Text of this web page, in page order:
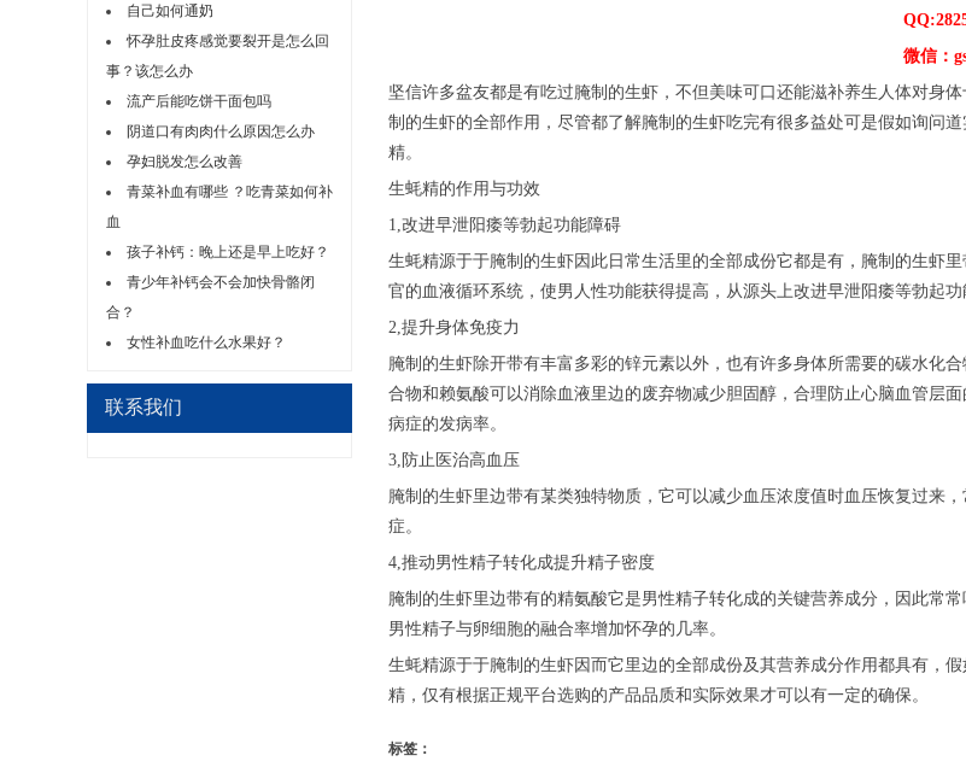
自己如何通奶
怀孕肚皮疼感觉要裂开是怎么回
事？该怎么办
流产后能吃饼干面包吗
阴道口有肉肉什么原因怎么办
孕妇脱发怎么改善
青菜补血有哪些 ？吃青菜如何补
血
孩子补钙：晚上还是早上吃好？
青少年补钙会不会加快骨骼闭
合？
女性补血吃什么水果好？
联系我们
微信：
坚信许多盆友都是有吃过腌制的生虾，不但美味可口还能滋补养生人体对身
制的生虾的全部作用，尽管都了解腌制的生虾吃完有很多益处可是假如询问
精。
生蚝精的作用与功效
1,改进早泄阳痿等勃起功能障碍
生蚝精源于于腌制的生虾因此日常生活里的全部成份它都是有，腌制的生虾
官的血液循环系统，使男人性功能获得提高，从源头上改进早泄阳痿等勃起功
2,提升身体免疫力
腌制的生虾除开带有丰富多彩的锌元素以外，也有许多身体所需要的碳水化
合物和赖氨酸可以消除血液里边的废弃物减少胆固醇，合理防止心脑血管层
病症的发病率。
3,防止医治高血压
腌制的生虾里边带有某类独特物质，它可以减少血压浓度值时血压恢复过来
症。
4,推动男性精子转化成提升精子密度
腌制的生虾里边带有的精氨酸它是男性精子转化成的关键营养成分，因此常
男性精子与卵细胞的融合率增加怀孕的几率。
生蚝精源于于腌制的生虾因而它里边的全部成份及其营养成分作用都具有，
精，仅有根据正规平台选购的产品品质和实际效果才可以有一定的确保。
标签：